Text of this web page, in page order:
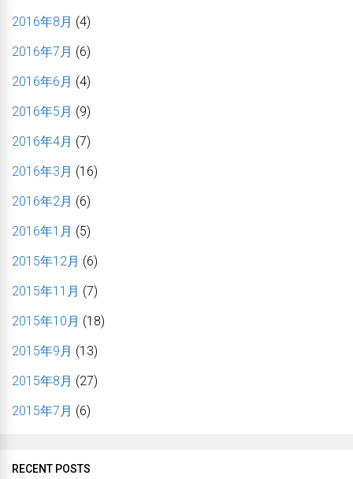
2016年8月 (4)
2016年7月 (6)
2016年6月 (4)
2016年5月 (9)
2016年4月 (7)
2016年3月 (16)
2016年2月 (6)
2016年1月 (5)
2015年12月 (6)
2015年11月 (7)
2015年10月 (18)
2015年9月 (13)
2015年8月 (27)
2015年7月 (6)
RECENT POSTS